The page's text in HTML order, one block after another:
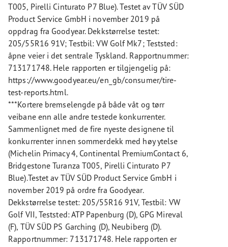
T005, Pirelli Cinturato P7 Blue). Testet av TÜV SÜD
Product Service GmbH i november 2019 på
oppdrag fra Goodyear. Dekkstørrelse testet:
205/55R16 91V; Testbil: VW Golf Mk7; Teststed:
åpne veier i det sentrale Tyskland. Rapportnummer:
713171748. Hele rapporten er tilgjengelig på:
https://www.goodyear.eu/en_gb/consumer/tire-
test-reports.html.
***Kortere bremselengde på både våt og tørr
veibane enn alle andre testede konkurrenter.
Sammenlignet med de fire nyeste designene til
konkurrenter innen sommerdekk med høy ytelse
(Michelin Primacy 4, Continental PremiumContact 6,
Bridgestone Turanza T005, Pirelli Cinturato P7
Blue).Testet av TÜV SÜD Product Service GmbH i
november 2019 på ordre fra Goodyear.
Dekkstørrelse testet: 205/55R16 91V, Testbil: VW
Golf VII, Teststed: ATP Papenburg (D), GPG Mireval
(F), TÜV SÜD PS Garching (D), Neubiberg (D).
Rapportnummer: 713171748. Hele rapporten er